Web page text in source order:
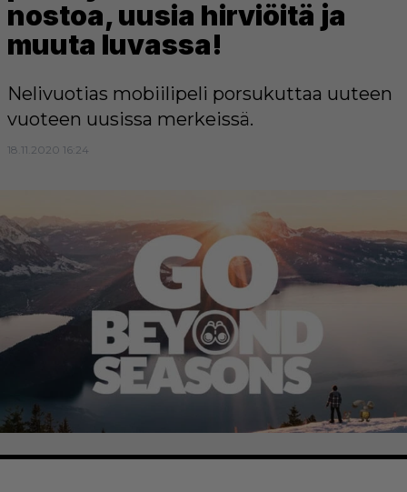
nostoa, uusia hirviöitä ja
muuta luvassa!
Nelivuotias mobiilipeli porsukuttaa uuteen
vuoteen uusissa merkeissä.
18.11.2020 16:24